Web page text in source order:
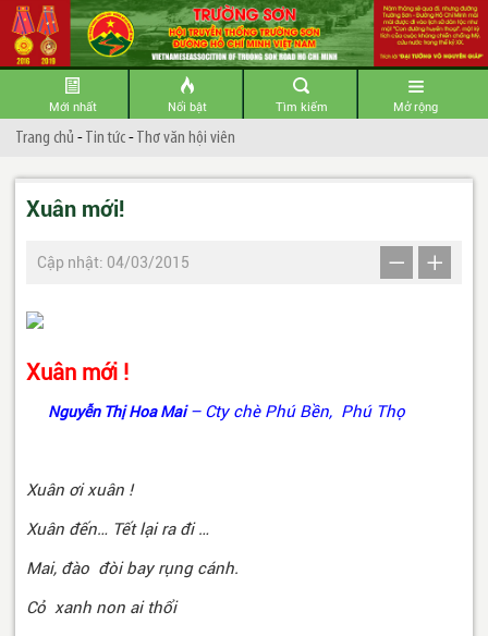
Mới nhất Nổi bật Tìm kiếm Mở rộng
Trang chủ -Tin tức-Thơ văn hội viên
Xuân mới!
Cập nhật: 04/03/2015
Xuân mới !
Nguyễn Thị Hoa Mai– Cty chè Phú Bền, Phú Thọ
Xuân ơi xuân !
Xuân đến… Tết lại ra đi …
Mai, đào đòi bay rụng cánh.
Cỏ xanh non ai thổi